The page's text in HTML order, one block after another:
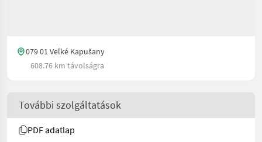
079 01 Veľké Kapušany
608.76 km távolságra
További szolgáltatások
PDF adatlap